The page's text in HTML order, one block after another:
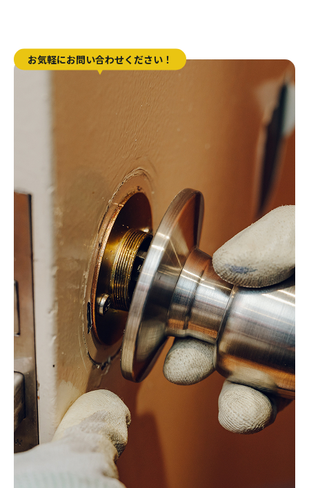
お気軽にお問い合わせください！